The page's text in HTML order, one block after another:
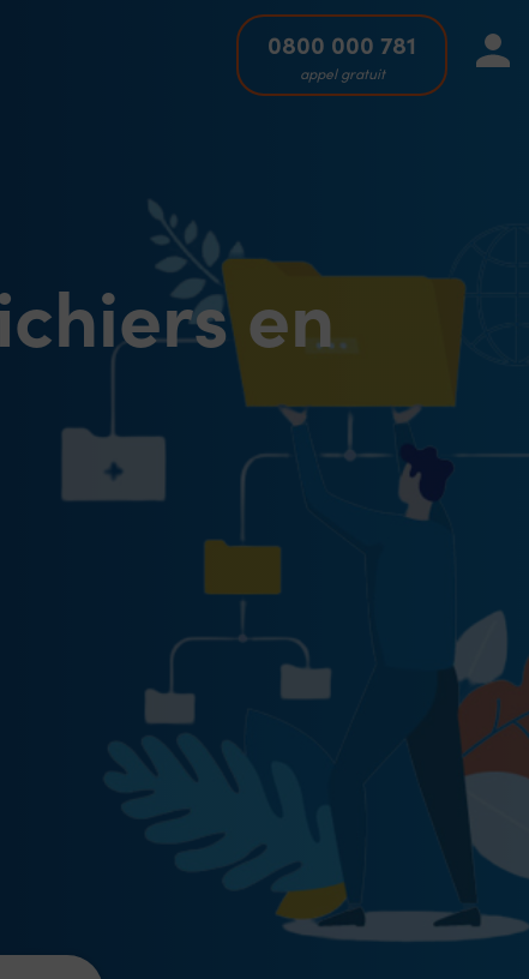
0800 000 781
appel gratuit
en